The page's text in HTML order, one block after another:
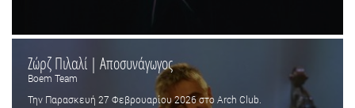
Ζώρζ Πιλαλί | Αποσυνάγωγος
Boem Team
Την Παρασκευή 27 Φεβρουαρίου 2026 στο Arch Club.